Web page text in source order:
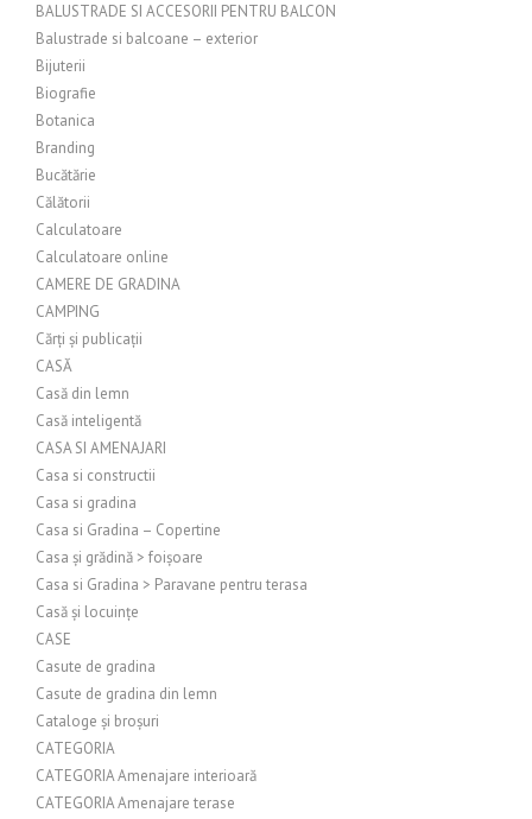
BALUSTRADE SI ACCESORII PENTRU BALCON
Balustrade si balcoane – exterior
Bijuterii
Biografie
Botanica
Branding
Bucătărie
Călătorii
Calculatoare
Calculatoare online
CAMERE DE GRADINA
CAMPING
Cărți și publicații
CASĂ
Casă din lemn
Casă inteligentă
CASA SI AMENAJARI
Casa si constructii
Casa si gradina
Casa si Gradina – Copertine
Casa și grădină > foișoare
Casa si Gradina > Paravane pentru terasa
Casă și locuințe
CASE
Casute de gradina
Casute de gradina din lemn
Cataloge și broșuri
CATEGORIA
CATEGORIA Amenajare interioară
CATEGORIA Amenajare terase